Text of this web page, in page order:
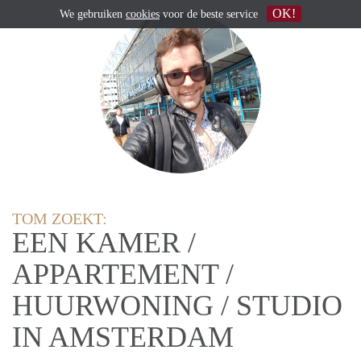
TOM ZOEKT:
EEN KAMER /
APPARTEMENT /
HUURWONING / STUDIO
IN AMSTERDAM
We gebruiken cookies voor de beste service OK!